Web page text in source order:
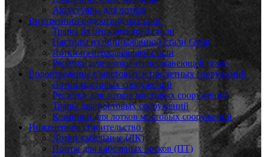
Аксессуары для лотков
Внутренний водоотвод из стали
Трапы из нержавеющей стали
Настилы из оцинкованной стали Grent
Лотки из нержавеющей стали
Решётки для лотков из нержавеющей стали
Водоотведение с мостовых и пролетных сооружений
Лотки мостовых сооружений
Решетки для лотков мостовых сооружений
Трапы для мостовых сооружений
Корзинки для лотков мостовых сооружений
Инженерное строительство
Лотки кабельные (ЛК)
Плиты для кабельных лотков (ПТ)